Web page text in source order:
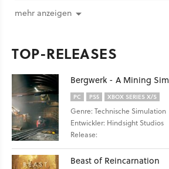
mehr anzeigen
TOP-RELEASES
Bergwerk - A Mining Sim
PC PS5 XBOX SERIES X/S
Genre: Technische Simulation
Entwickler: Hindsight Studios
Release:
Beast of Reincarnation